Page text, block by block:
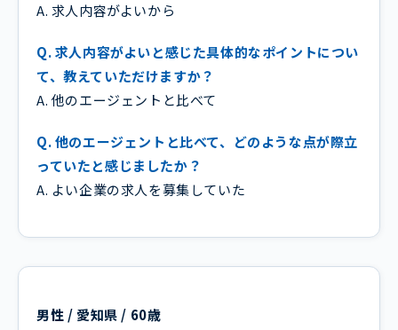
A. 求人内容がよいから
Q. 求人内容がよいと感じた具体的なポイントについ
て、教えていただけますか？
A. 他のエージェントと比べて
Q. 他のエージェントと比べて、どのような点が際立
っていたと感じましたか？
A. よい企業の求人を募集していた
男性 / 愛知県 / 60歳